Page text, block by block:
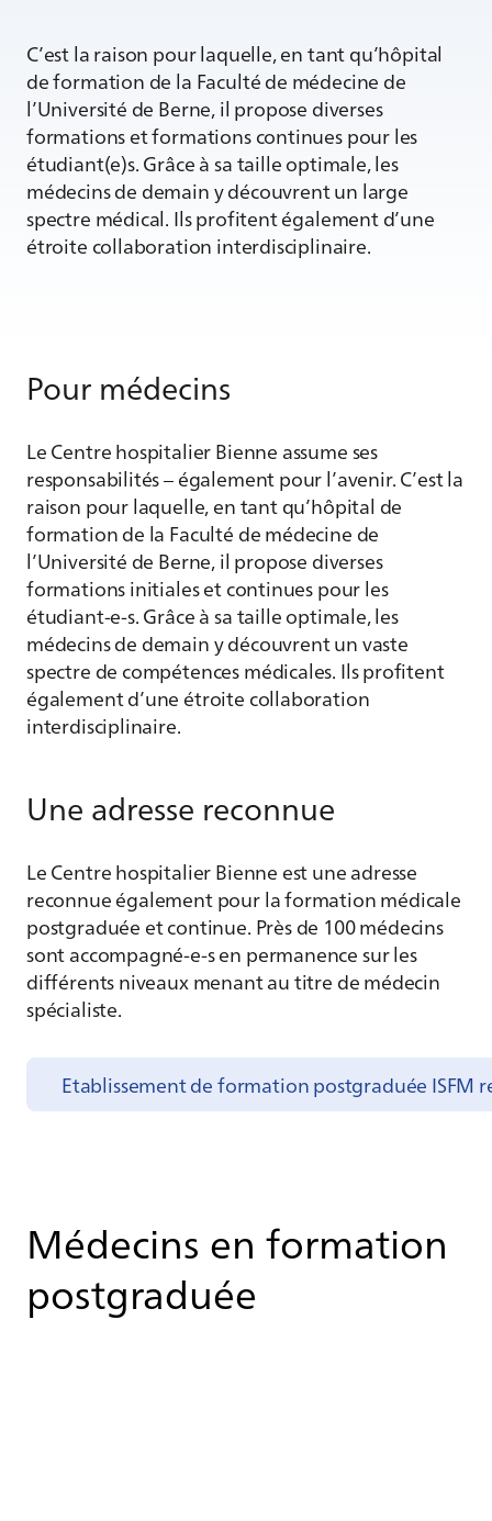
C’est la raison pour laquelle, en tant qu’hôpital
de formation de la Faculté de médecine de
l’Université de Berne, il propose diverses
formations et formations continues pour les
étudiant(e)s. Grâce à sa taille optimale, les
médecins de demain y découvrent un large
spectre médical. Ils profitent également d’une
étroite collaboration interdisciplinaire.
Pour médecins
Le Centre hospitalier Bienne assume ses
responsabilités – également pour l’avenir. C’est la
raison pour laquelle, en tant qu’hôpital de
formation de la Faculté de médecine de
l’Université de Berne, il propose diverses
formations initiales et continues pour les
étudiant-e-s. Grâce à sa taille optimale, les
médecins de demain y découvrent un vaste
spectre de compétences médicales. Ils profitent
également d’une étroite collaboration
interdisciplinaire.
Une adresse reconnue
Le Centre hospitalier Bienne est une adresse
reconnue également pour la formation médicale
postgraduée et continue. Près de 100 médecins
sont accompagné-e-s en permanence sur les
différents niveaux menant au titre de médecin
spécialiste.
Etablissement de formation postgraduée ISFM
Mé­de­cins en for­ma­tion
post­gra­duée